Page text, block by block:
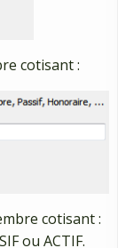
cotisant :
cotisant :
ou ACTIF.